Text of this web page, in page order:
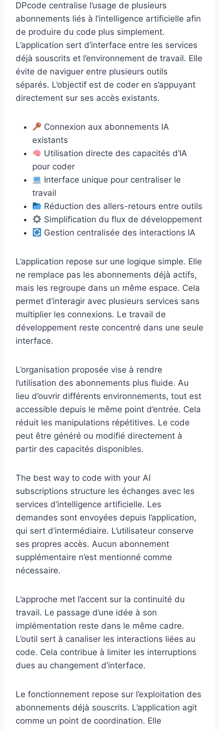
DPcode centralise l’usage de plusieurs
abonnements liés à l’intelligence artificielle afin
de produire du code plus simplement.
L’application sert d’interface entre les services
déjà souscrits et l’environnement de travail. Elle
évite de naviguer entre plusieurs outils
séparés. L’objectif est de coder en s’appuyant
directement sur ses accès existants.
Connexion aux abonnements IA
existants
Utilisation directe des capacités d’IA
pour coder
Interface unique pour centraliser le
travail
Réduction des allers-retours entre outils
Simplification du flux de développement
Gestion centralisée des interactions IA
L’application repose sur une logique simple. Elle
ne remplace pas les abonnements déjà actifs,
mais les regroupe dans un même espace. Cela
permet d’interagir avec plusieurs services sans
multiplier les connexions. Le travail de
développement reste concentré dans une seule
interface.
L’organisation proposée vise à rendre
l’utilisation des abonnements plus fluide. Au
lieu d’ouvrir différents environnements, tout est
accessible depuis le même point d’entrée. Cela
réduit les manipulations répétitives. Le code
peut être généré ou modifié directement à
partir des capacités disponibles.
The best way to code with your AI
subscriptions structure les échanges avec les
services d’intelligence artificielle. Les
demandes sont envoyées depuis l’application,
qui sert d’intermédiaire. L’utilisateur conserve
ses propres accès. Aucun abonnement
supplémentaire n’est mentionné comme
nécessaire.
L’approche met l’accent sur la continuité du
travail. Le passage d’une idée à son
implémentation reste dans le même cadre.
L’outil sert à canaliser les interactions liées au
code. Cela contribue à limiter les interruptions
dues au changement d’interface.
Le fonctionnement repose sur l’exploitation des
abonnements déjà souscrits. L’application agit
comme un point de coordination. Elle